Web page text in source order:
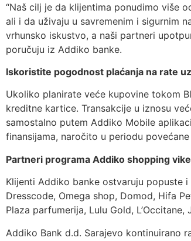
“Naš cilj je da klijentima ponudimo više
ali i da uživaju u savremenim i sigurnim
vrhunsko iskustvo, a naši partneri
poručuju iz Addiko banke.
Iskoristite pogodnost plaćanja na rate
Ukoliko planirate veće kupovine tokom
kreditne kartice. Transakcije u iznosu
samostalno putem Addiko Mobile
finansijama, naročito u periodu
Partneri programa Addiko shopping
Klijenti Addiko banke ostvaruju popuste
Dresscode, Omega shop, Domod, Hifa
Plaza parfumerija, Lulu Gold, L’Occitane,
Addiko Bank d.d. Sarajevo kontinuirano